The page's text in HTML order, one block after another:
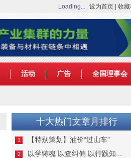
Loading... 设为首页 收
活动 广告 全国理事会
十大热门文章月排行
1 【特别策划】油价“过山车”
2 以学铸魂 以查纠偏 以行践知...